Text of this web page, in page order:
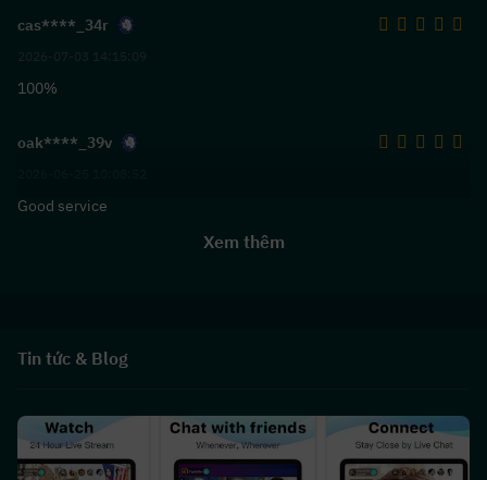
cas****_34r
100%
oak****_39v
Good service
Xem thêm
Tin tức & Blog